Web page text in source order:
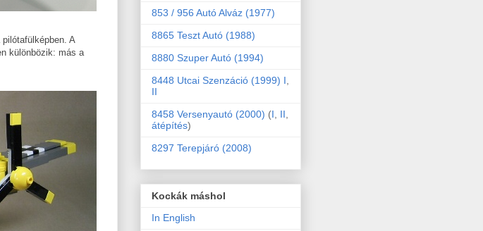
A
különbözik: más a
853 / 956 Autó Alváz (1977)
8865 Teszt Autó (1988)
8880 Szuper Autó (1994)
8448 Utcai Szenzáció (1999) I
II
8458 Versenyautó (2000) (I II
átépítés)
8297 Terepjáró (2008)
Kockák máshol
In English